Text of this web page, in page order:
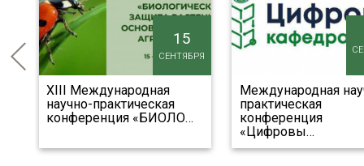
15
СЕНТЯБРЯ
XIII Международная
научно-практическая
конференция «БИОЛО…
Международная
практическая
конференция
«Цифровы…